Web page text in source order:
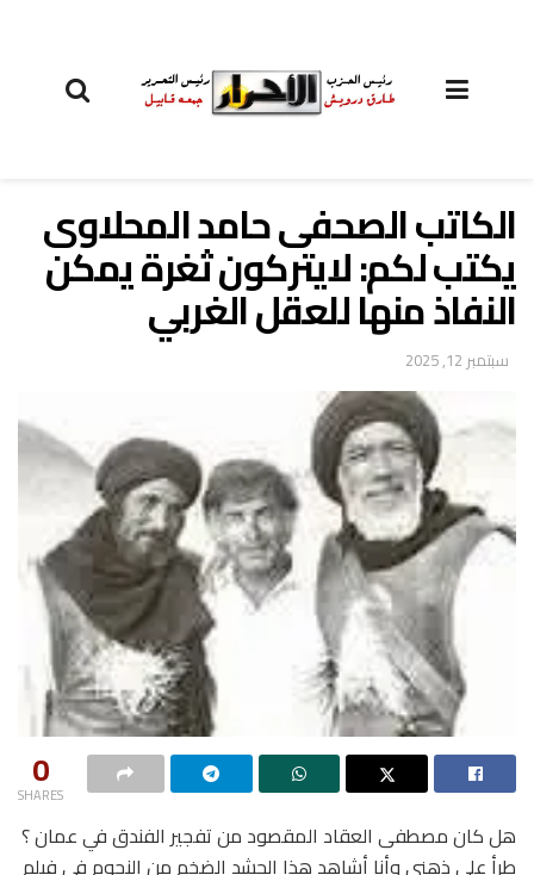
الكاتب الصحفى حامد المحلاوى
يكتب لكم: لايتركون ثغرة يمكن
النفاذ منها للعقل الغربي
سبتمبر 12, 2025
0
SHARES
هل كان مصطفى العقاد المقصود من تفجير الفندق في عمان ؟
طرأ على ذهني وأنا أشاهد هذا الحشد الضخم من النجوم في فيلم